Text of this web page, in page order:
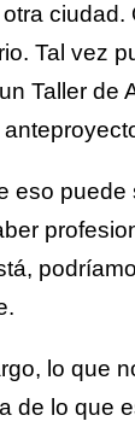
ciudad.
Tal vez
Taller de
eso puede
lo que
de lo que